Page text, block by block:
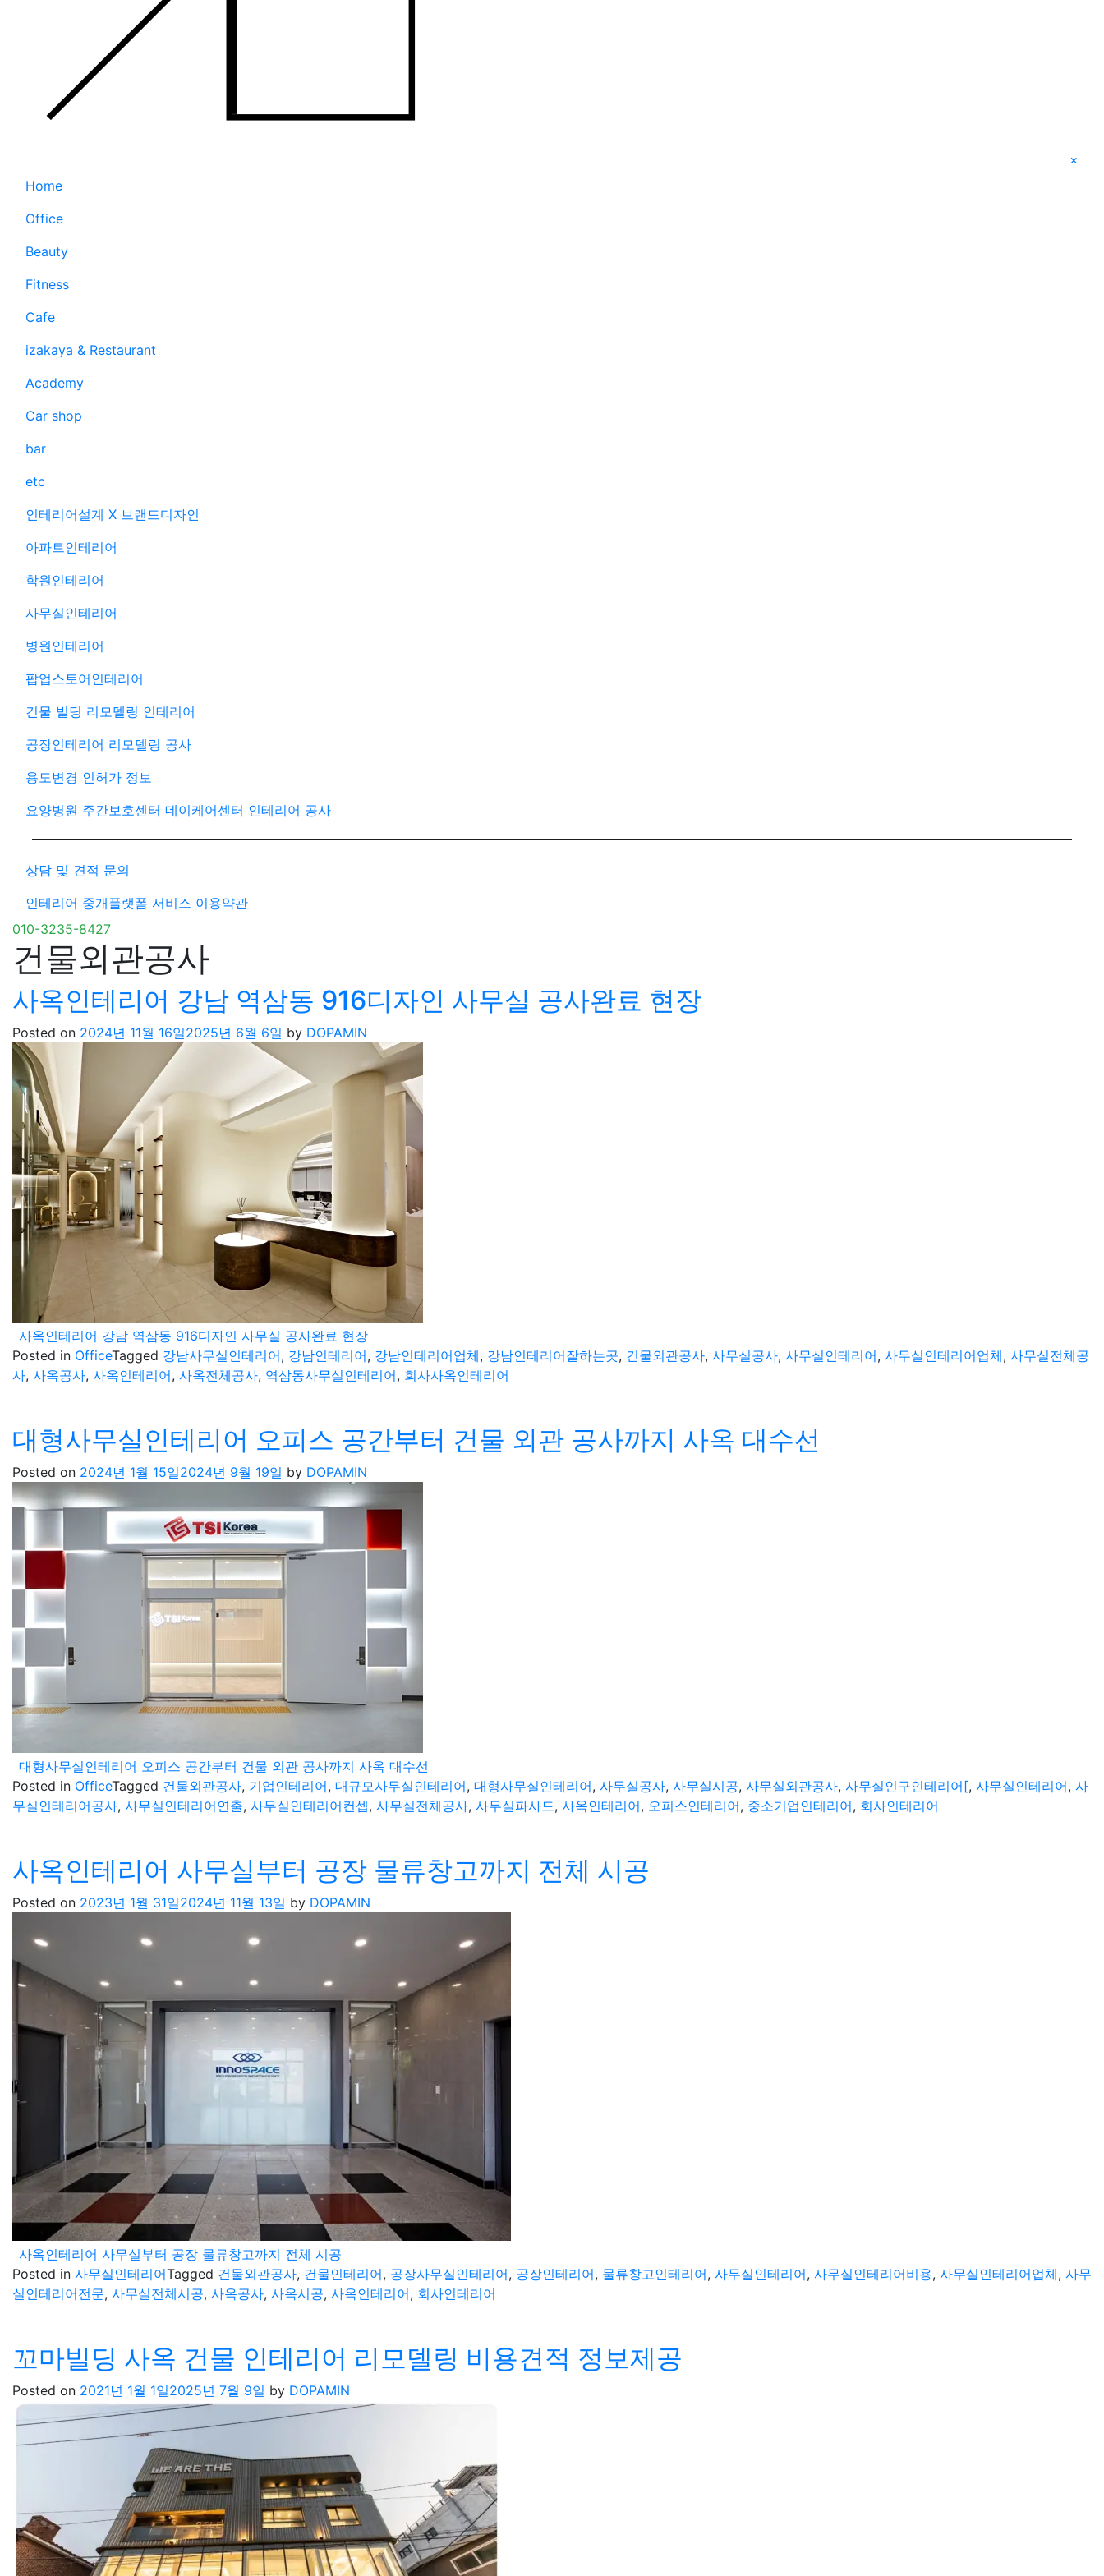
×
Home
Office
Beauty
Fitness
Cafe
izakaya & Restaurant
Academy
Car shop
bar
etc
인테리어설계 X 브랜드디자인
아파트인테리어
학원인테리어
사무실인테리어
병원인테리어
팝업스토어인테리어
건물 빌딩 리모델링 인테리어
공장인테리어 리모델링 공사
용도변경 인허가 정보
요양병원 주간보호센터 데이케어센터 인테리어 공사
상담 및 견적 문의
인테리어 중개플랫폼 서비스 이용약관
010-3235-8427
건물외관공사
사옥인테리어 강남 역삼동 916디자인 사무실 공사완료 현장
Posted on 2024년 11월 16일2025년 6월 6일 by DOPAMIN
사옥인테리어 강남 역삼동 916디자인 사무실 공사완료 현장
Posted in OfficeTagged 강남사무실인테리어, 강남인테리어, 강남인테리어업체, 강남인테리어잘하는곳, 건물외관공사, 사무실공사, 사무실인테리어, 사무실인테리어업체, 사무실전체공
사, 사옥공사, 사옥인테리어, 사옥전체공사, 역삼동사무실인테리어, 회사사옥인테리어
대형사무실인테리어 오피스 공간부터 건물 외관 공사까지 사옥 대수선
Posted on 2024년 1월 15일2024년 9월 19일 by DOPAMIN
대형사무실인테리어 오피스 공간부터 건물 외관 공사까지 사옥 대수선
Posted in OfficeTagged 건물외관공사, 기업인테리어, 대규모사무실인테리어, 대형사무실인테리어, 사무실공사, 사무실시공, 사무실외관공사, 사무실인구인테리어[, 사무실인테리어, 사
무실인테리어공사, 사무실인테리어연출, 사무실인테리어컨셉, 사무실전체공사, 사무실파사드, 사옥인테리어, 오피스인테리어, 중소기업인테리어, 회사인테리어
사옥인테리어 사무실부터 공장 물류창고까지 전체 시공
Posted on 2023년 1월 31일2024년 11월 13일 by DOPAMIN
사옥인테리어 사무실부터 공장 물류창고까지 전체 시공
Posted in 사무실인테리어Tagged 건물외관공사, 건물인테리어, 공장사무실인테리어, 공장인테리어, 물류창고인테리어, 사무실인테리어, 사무실인테리어비용, 사무실인테리어업체, 사무
실인테리어전문, 사무실전체시공, 사옥공사, 사옥시공, 사옥인테리어, 회사인테리어
꼬마빌딩 사옥 건물 인테리어 리모델링 비용견적 정보제공
Posted on 2021년 1월 1일2025년 7월 9일 by DOPAMIN